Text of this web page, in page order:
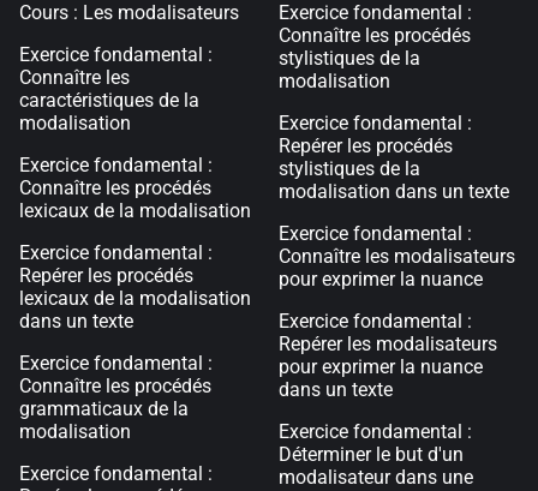
Cours : Les modalisateurs
Exercice fondamental :
Connaître les
caractéristiques de la
modalisation
Exercice fondamental :
Connaître les procédés
lexicaux de la modalisation
Exercice fondamental :
Repérer les procédés
lexicaux de la modalisation
dans un texte
Exercice fondamental :
Connaître les procédés
grammaticaux de la
modalisation
Exercice fondamental :
Exercice fondamental :
Connaître les procédés
stylistiques de la
modalisation
Exercice fondamental :
Repérer les procédés
stylistiques de la
modalisation dans un texte
Exercice fondamental :
Connaître les modalisateurs
pour exprimer la nuance
Exercice fondamental :
Repérer les modalisateurs
pour exprimer la nuance
dans un texte
Exercice fondamental :
Déterminer le but d'un
modalisateur dans une